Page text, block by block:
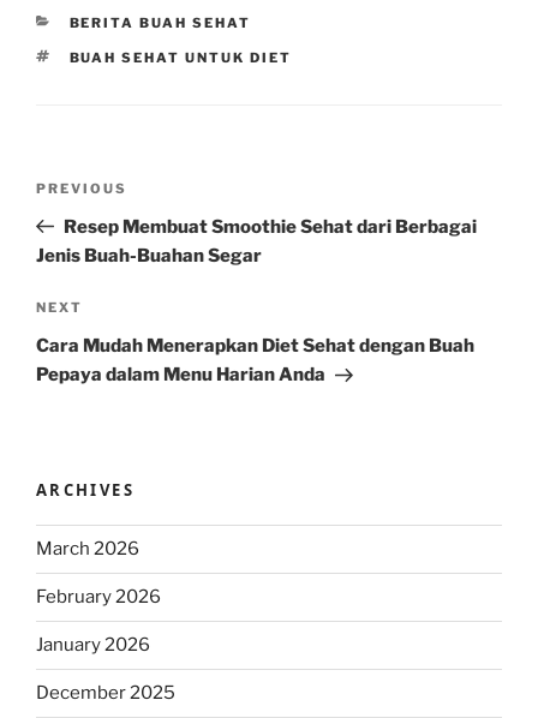
CATEGORIES
BERITA BUAH SEHAT
TAGS
BUAH SEHAT UNTUK DIET
Previous
Post
PREVIOUS
Resep Membuat Smoothie Sehat dari Berbagai
Jenis Buah-Buahan Segar
Next
Post
NEXT
Cara Mudah Menerapkan Diet Sehat dengan Buah
Pepaya dalam Menu Harian Anda
ARCHIVES
March 2026
February 2026
January 2026
December 2025